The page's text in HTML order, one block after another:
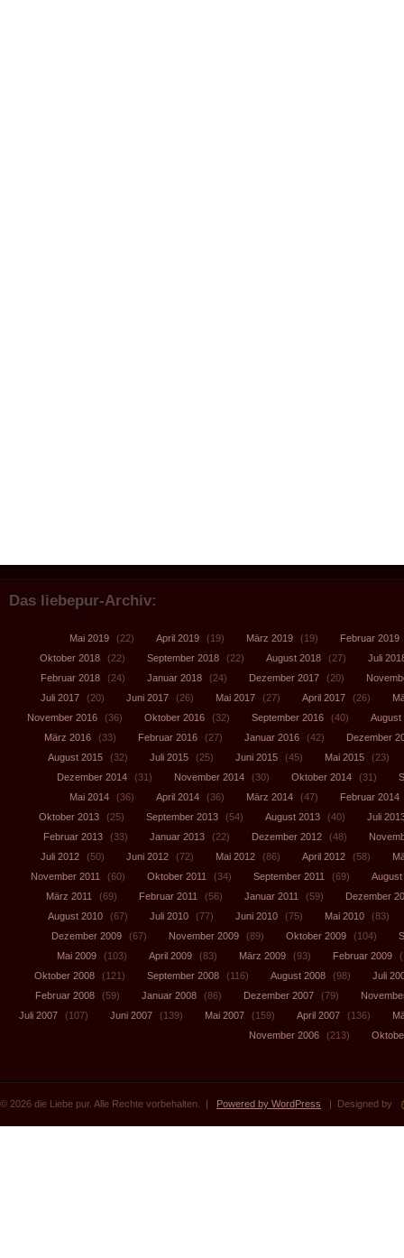
Das liebepur-Archiv:
Mai 2019 (22) April 2019 (19) März 2019 (19) Februar 2019
Oktober 2018
(22) September 2018 (22) August 2018 (27)
Juli
Februar 2018
(24) Januar 2018 (24) Dezember 2017 (20)
Juli 2017
(20) Juni 2017 (26) Mai 2017 (27) April 2017 (26)
November 2016
(36) Oktober 2016 (32) September 2016 (40)
August
März 2016
(33) Februar 2016 (27) Januar 2016 (42)
Dezember
August 2015
(32) Juli 2015 (25) Juni 2015 (45) Mai 2015
(23)
Dezember 2014
(31) November 2014 (30) Oktober 2014 (31)
Mai 2014
(36) April 2014 (36) März 2014 (47) Februar 2014
Oktober 2013
(25) September 2013 (54) August 2013 (40)
Juli
Februar 2013
(33) Januar 2013 (22) Dezember 2012 (48)
Juli 2012
(50) Juni 2012 (72) Mai 2012 (86) April 2012 (58)
November 2011
(60) Oktober 2011 (34) September 2011 (69)
August
März 2011
(69) Februar 2011 (56) Januar 2011 (59)
Dezember
August 2010
(67) Juli 2010 (77) Juni 2010 (75) Mai 2010
(83)
Dezember 2009
(67) November 2009 (89) Oktober 2009 (104)
Mai 2009
(103) April 2009 (83) März 2009 (93) Februar 2009
Oktober 2008
(121) September 2008 (116) August 2008 (98)
Juli
Februar 2008
(59) Januar 2008 (86) Dezember 2007 (79)
Juli 2007
(107) Juni 2007 (139) Mai 2007 (159) April 2007 (136)
November 2006
(213)
© 2026 die Liebe pur. Alle Rechte vorbehalten. | Powered by WordPress | Designed by